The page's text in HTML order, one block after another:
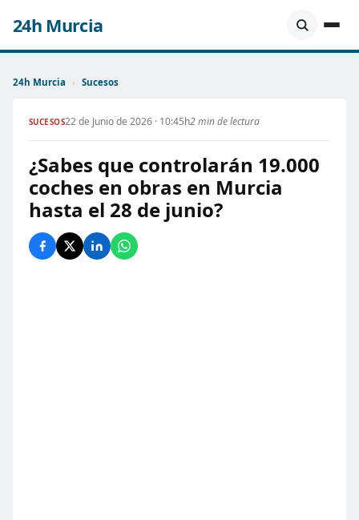
24h Murcia
24h Murcia › Sucesos
SUCESOS22 de Junio de 2026 · 10:45h2 min de lectura
¿Sabes que controlarán 19.000
coches en obras en Murcia
hasta el 28 de junio?